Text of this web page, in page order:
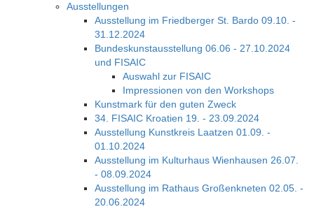
Ausstellungen
Ausstellung im Friedberger St. Bardo 09.10. -
31.12.2024
Bundeskunstausstellung 06.06 - 27.10.2024
und FISAIC
Auswahl zur FISAIC
Impressionen von den Workshops
Kunstmark für den guten Zweck
34. FISAIC Kroatien 19. - 23.09.2024
Ausstellung Kunstkreis Laatzen 01.09. -
01.10.2024
Ausstellung im Kulturhaus Wienhausen 26.07.
- 08.09.2024
Ausstellung im Rathaus Großenkneten 02.05. -
20.06.2024